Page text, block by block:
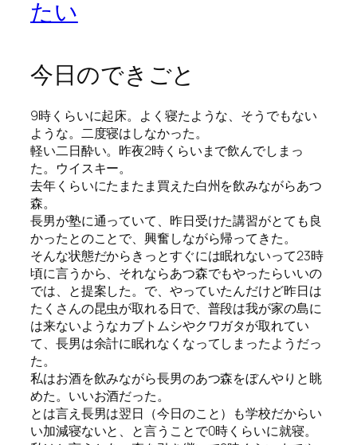
たい
今日のできごと
9時くらいに起床。よく寝たような、そうでもない
ような。二度寝はしなかった。
軽い二日酔い。昨夜2時くらいまで飲んでしまっ
た。ウイスキー。
去年くらいにたまたま買えた白州を飲みながらあつ
森。
長男が塾に通っていて、昨日受けた講習がとても良
かったとのことで、興奮しながら帰ってきた。
そんな状態だからきっとすぐには眠れないって23時
頃に言うから、それならあつ森でもやったらいいの
では、と提案した。で、やっていたんだけど昨日は
たくさんの昆虫が取れる日で、普段は我が家の島に
は来ないようなカブトムシやクワガタが取れてい
て、長男は余計に眠れなくなってしまったようだっ
た。
私はお酒を飲みながら長男のあつ森をぼんやりと眺
めた。いいお酒だった。
とは言え長男は翌日（今日のこと）も学校だからい
い加減寝ないと、と言うことで0時くらいに就寝。